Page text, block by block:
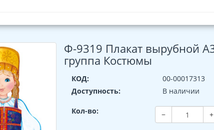
Ф-9319 Плакат вырубной
группа Костюмы
КОД:
00-00017313
Доступность:
В наличии
Кол-во: − +